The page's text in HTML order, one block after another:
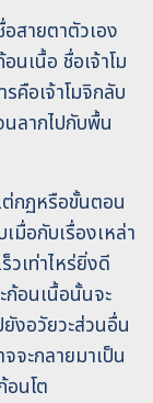
สายตาตัวเอง
นเนื้อ ชื่อเจ้าโม
คือเจ้าโมจิกลับ
ลากไปกับพื้น
กฏหรือขั้นตอน
มื่อกับเรื่องเหล่า
วเท่าไหร่ยิ่งดี
ก้อนเนื้อนั้นจะ
งอวัยวะส่วนอื่น
จะกลายมาเป็น
อนโต